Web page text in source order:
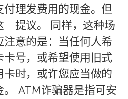
付理发费用的现金。但
一提议。 同样，这种场
注意的是：当任何人希
卡号，或希望使用旧式
卡时，或许您应当做的
。 ATM诈骗器是指可安